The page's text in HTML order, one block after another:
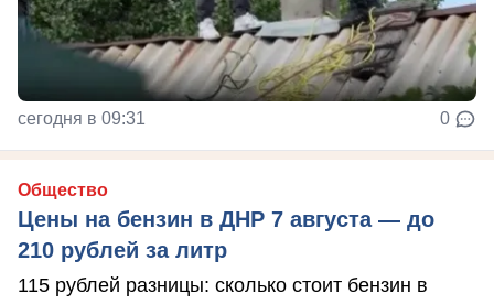
сегодня в 09:31 0
Общество
Цены на бензин в ДНР 7 августа — до
210 рублей за литр
115 рублей разницы: сколько стоит бензин в